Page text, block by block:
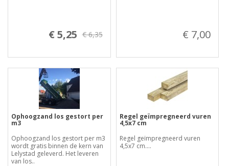
€ 5,25 € 6,35 € 7,00
Ophoogzand los gestort per
m3
Ophoogzand los gestort per m3
wordt gratis binnen de kern van
Lelystad geleverd. Het leveren
van los..
Regel geïmpregneerd vuren
4,5x7 cm
Regel geïmpregneerd vuren
4,5x7 cm....